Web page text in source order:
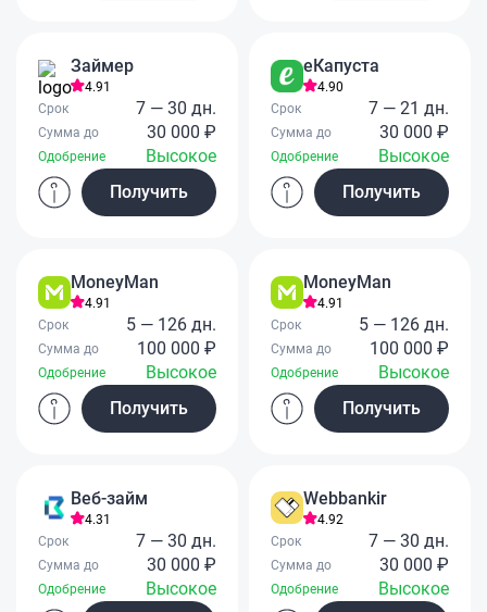
Займер
4.91
Срок
7 — 30 дн.
Сумма до 30 000 ₽
Одобрение
Высокое
Получить
еКапуста
4.90
Срок
7 — 21 дн.
Сумма до 30 000 ₽
Одобрение
Высокое
Получить
MoneyMan
4.91
Срок
5 — 126 дн.
Сумма до 100 000 ₽
Одобрение
Высокое
Получить
MoneyMan
4.91
Срок
5 — 126 дн.
Сумма до 100 000 ₽
Одобрение
Высокое
Получить
Веб-займ
4.31
Срок
7 — 30 дн.
Сумма до 30 000 ₽
Одобрение
Высокое
Webbankir
4.92
Срок
7 — 30 дн.
Сумма до 30 000 ₽
Одобрение
Высокое